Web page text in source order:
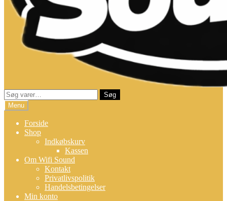
Søg
efter:
Søg
Menu
Forside
Shop
Indkøbskurv
Kassen
Om Wifi Sound
Kontakt
Privatlivspolitik
Handelsbetingelser
Min konto